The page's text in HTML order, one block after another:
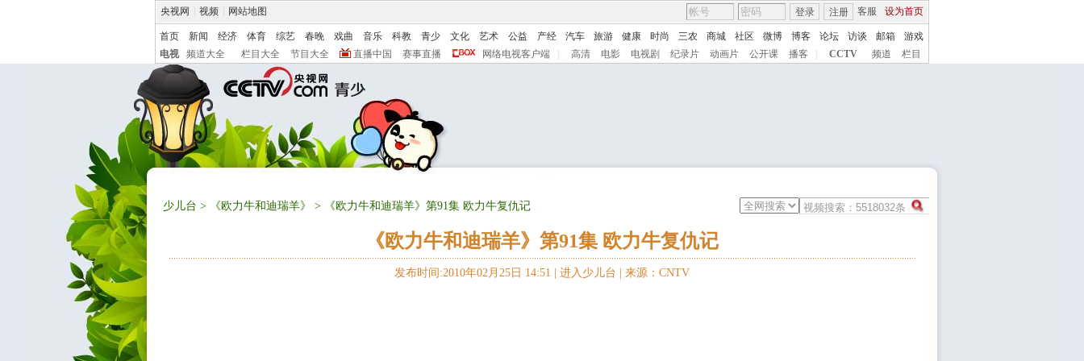
央视网 视频 网站地图 客服 设为首页
登录 注册
首页 新闻 经济 体育 综艺 春晚 戏曲 音乐 科教 青少 文化 艺术 公益 产经 汽车 旅游 健康 时尚 三农 商城 社区 微博 博客 论坛 访谈 邮箱
游戏
电视
频道大全 栏目大全 节目大全 直播中国 赛事直播 网络电视客户端 高清 电影 电视剧 纪录片 动画片 公开课 播客 CCTV 频道 栏目
少儿台 > 《欧力牛和迪瑞羊》 > 《欧力牛和迪瑞羊》第91集 欧力牛复仇记
《欧力牛和迪瑞羊》第91集 欧力牛复仇记
发布时间:2010年02月25日 14:51 | 进入少儿台 来源：CNTV